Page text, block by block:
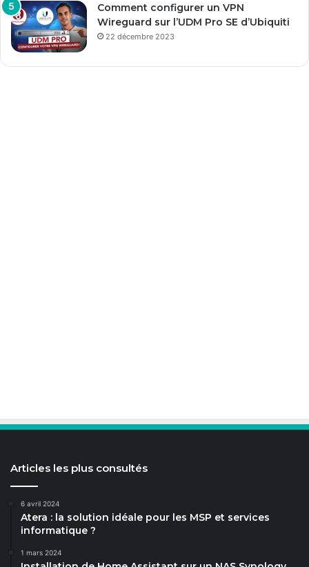
Comment configurer un VPN
Wireguard sur l’UDM Pro SE d’Ubiquiti
22 décembre 2023
Articles les plus consultés
6 avril 2024
Atera : la solution idéale pour les MSP et services
informatique ?
1 mars 2024